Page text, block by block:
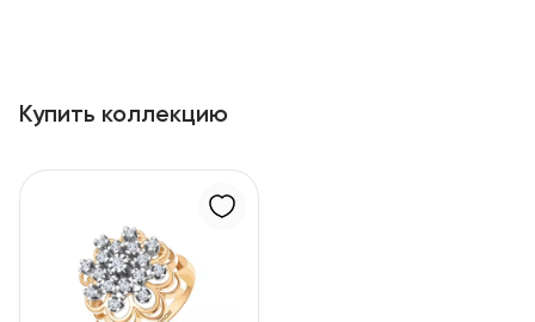
Купить коллекцию